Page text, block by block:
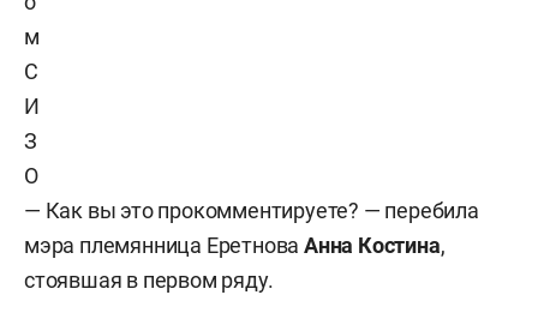
м
С
И
З
О
— Как вы это прокомментируете? — перебила
мэра племянница ЕретноваАнна Костина,
стоявшая в первом ряду.